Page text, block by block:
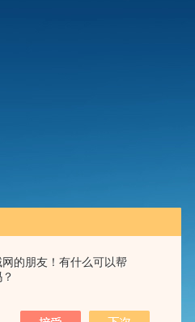
的朋友！有什么可以帮